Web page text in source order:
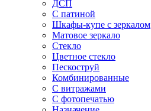
ДСП
С патиной
Шкафы-купе с зеркалом
Матовое зеркало
Стекло
Цветное стекло
Пескоструй
Комбинированные
С витражами
С фотопечатью